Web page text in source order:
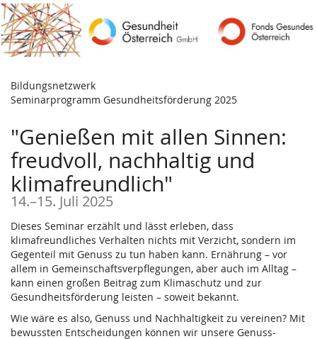
Zum
Haupt-
Inhalt
springen
Bildungsnetzwerk
Seminarprogramm Gesundheitsförderung 2025
"Genießen mit allen Sinnen:
freudvoll, nachhaltig und
klimafreundlich"
14.–bis
15. Juli 2025
Dieses Seminar erzählt und lässt erleben, dass
klimafreundliches Verhalten nichts mit Verzicht, sondern im
Gegenteil mit Genuss zu tun haben kann. Ernährung – vor
allem in Gemeinschaftsverpflegungen, aber auch im Alltag –
kann einen großen Beitrag zum Klimaschutz und zur
Gesundheitsförderung leisten – soweit bekannt.
Wie wäre es also, Genuss und Nachhaltigkeit zu vereinen? Mit
bewussten Entscheidungen können wir unsere Genuss-